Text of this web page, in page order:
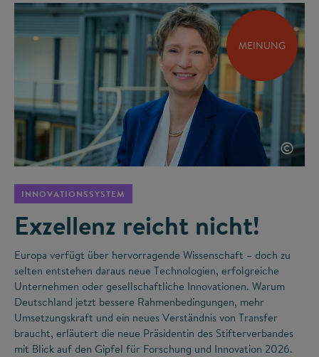
MEINUNG
©
INNOVATIONSSYSTEM
Exzellenz reicht nicht!
Europa verfügt über hervorragende Wissenschaft – doch zu
selten entstehen daraus neue Technologien, erfolgreiche
Unternehmen oder gesellschaftliche Innovationen. Warum
Deutschland jetzt bessere Rahmenbedingungen, mehr
Umsetzungskraft und ein neues Verständnis von Transfer
braucht, erläutert die neue Präsidentin des Stifterverbandes
mit Blick auf den Gipfel für Forschung und Innovation 2026.